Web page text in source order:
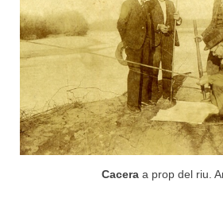
Caceraa prop del riu.